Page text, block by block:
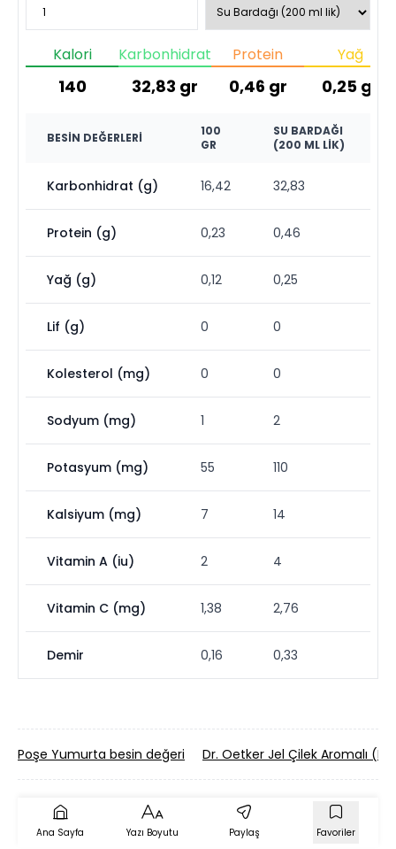
Kalori
140
Karbonhidrat
32,83 gr
Protein
0,46 gr
Yağ
0,25 gr
BESIN DEĞERLERI
100
GR
SU BARDAĞI
(200 ML LIK)
Karbonhidrat (g) 16,42 32,83
Protein (g) 0,23 0,46
Yağ (g) 0,12 0,25
Lif (g) 0 0
Kolesterol (mg) 0 0
Sodyum (mg) 1 2
Potasyum (mg) 55 110
Kalsiyum (mg) 7 14
Vitamin A (iu) 2 4
Vitamin C (mg) 1,38 2,76
Demir 0,16 0,33
Poşe Yumurta besin değeri Dr. Oetker Jel Çilek Aromalı
Ana Sayfa Yazı Boyutu Paylaş Favoriler